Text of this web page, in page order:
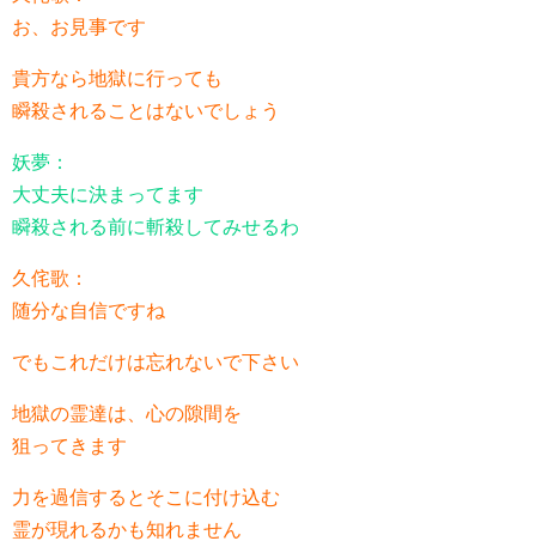
お、お見事です
貴方なら地獄に行っても
瞬殺されることはないでしょう
妖夢：
大丈夫に決まってます
瞬殺される前に斬殺してみせるわ
久侘歌：
随分な自信ですね
でもこれだけは忘れないで下さい
地獄の霊達は、心の隙間を
狙ってきます
力を過信するとそこに付け込む
霊が現れるかも知れません